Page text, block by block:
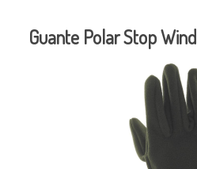
Guante Polar Stop Wind